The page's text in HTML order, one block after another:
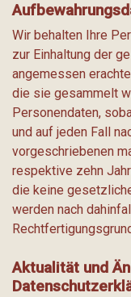
Wir behalten Ihre
zur Einhaltung der
angemessen
die sie gesammelt
Personendaten,
und auf jeden Fall
vorgeschriebenen
respektive zehn
die keine
werden nach
Aktualität und